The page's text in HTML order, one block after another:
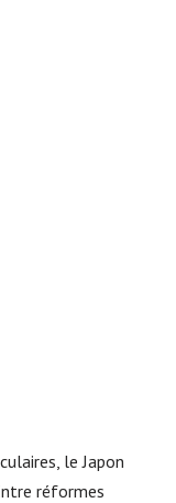
le Japon
réformes